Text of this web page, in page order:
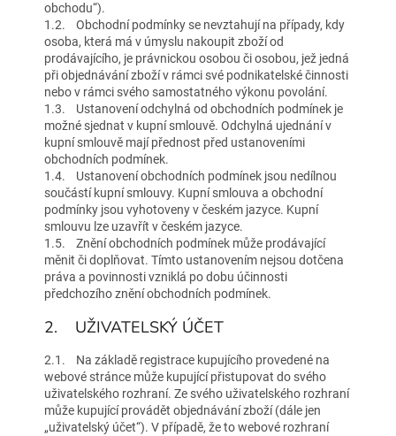
obchodu“).
1.2. Obchodní podmínky se nevztahují na případy, kdy
osoba, která má v úmyslu nakoupit zboží od
prodávajícího, je právnickou osobou či osobou, jež jedná
při objednávání zboží v rámci své podnikatelské činnosti
nebo v rámci svého samostatného výkonu povolání.
1.3. Ustanovení odchylná od obchodních podmínek je
možné sjednat v kupní smlouvě. Odchylná ujednání v
kupní smlouvě mají přednost před ustanoveními
obchodních podmínek.
1.4. Ustanovení obchodních podmínek jsou nedílnou
součástí kupní smlouvy. Kupní smlouva a obchodní
podmínky jsou vyhotoveny v českém jazyce. Kupní
smlouvu lze uzavřít v českém jazyce.
1.5. Znění obchodních podmínek může prodávající
měnit či doplňovat. Tímto ustanovením nejsou dotčena
práva a povinnosti vzniklá po dobu účinnosti
předchozího znění obchodních podmínek.
2. UŽIVATELSKÝ ÚČET
2.1. Na základě registrace kupujícího provedené na
webové stránce může kupující přistupovat do svého
uživatelského rozhraní. Ze svého uživatelského rozhraní
může kupující provádět objednávání zboží (dále jen
„uživatelský účet“). V případě, že to webové rozhraní